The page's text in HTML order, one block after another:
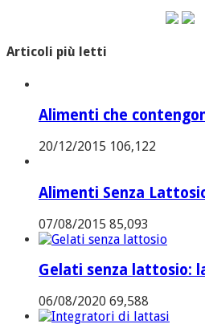
Articoli più letti
Alimenti che
20/12/2015 106,122
Alimenti Senza
07/08/2015 85,093
Gelati senza lattosio:
06/08/2020 69,588